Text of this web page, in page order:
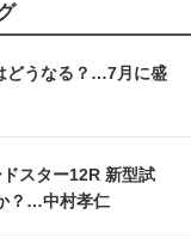
どうなる？…7月に盛
スター12R 新型試
？…中村孝仁